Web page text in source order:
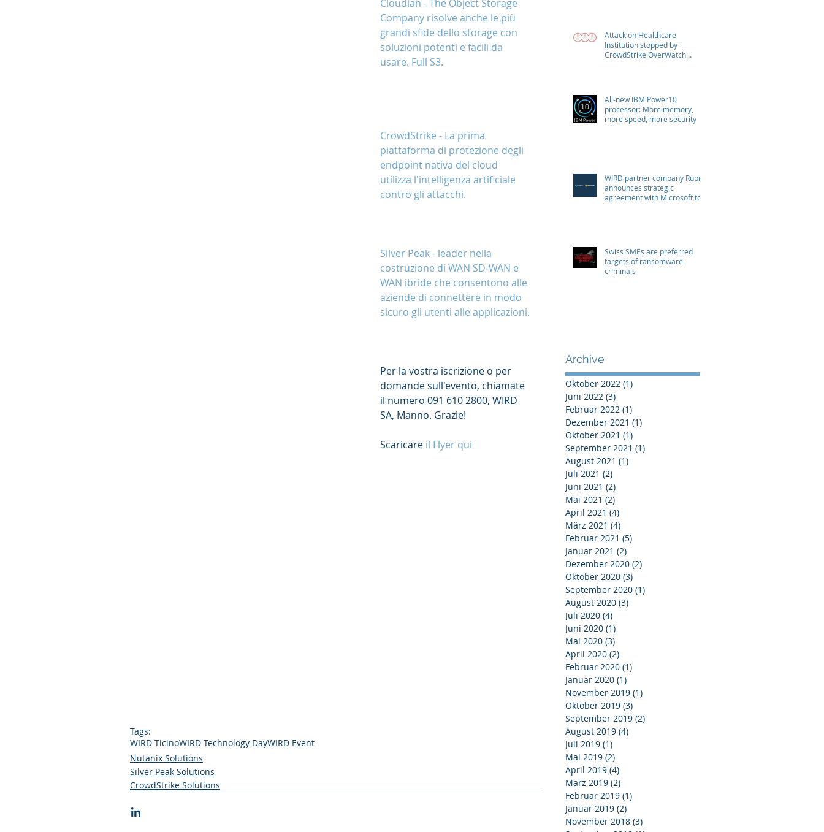
Cloudian - The Object Storage
Company risolve anche le più
grandi sfide dello storage con
soluzioni potenti e facili da
usare. Full S3.
CrowdStrike - La prima
piattaforma di protezione degli
endpoint nativa del cloud
utilizza l'intelligenza artificiale
contro gli attacchi.
Silver Peak - leader nella
costruzione di WAN SD-WAN e
WAN ibride che consentono alle
aziende di connettere in modo
sicuro gli utenti alle applicazioni.
Per la vostra iscrizione o per
domande sull'evento, chiamate
il numero 091 610 2800, WIRD
SA, Manno. Grazie!
Scaricare il Flyer qui
Tags:
WIRD TicinoWIRD Technology DayWIRD Event
Nutanix Solutions
Silver Peak Solutions
CrowdStrike Solutions
Attack on Healthcare
Institution stopped by
CrowdStrike OverWatch
All-new IBM Power10
processor: More memory,
more speed, more security
WIRD partner company Rubrik
announces strategic
agreement with Microsoft to
Swiss SMEs are preferred
targets of ransomware
criminals
Archive
Oktober 2022 (1)
Juni 2022 (3)
Februar 2022 (1)
Dezember 2021 (1)
Oktober 2021 (1)
September 2021 (1)
August 2021 (1)
Juli 2021 (2)
Juni 2021 (2)
Mai 2021 (2)
April 2021 (4)
März 2021 (4)
Februar 2021 (5)
Januar 2021 (2)
Dezember 2020 (2)
Oktober 2020 (3)
September 2020 (1)
August 2020 (3)
Juli 2020 (4)
Juni 2020 (1)
Mai 2020 (3)
April 2020 (2)
Februar 2020 (1)
Januar 2020 (1)
November 2019 (1)
Oktober 2019 (3)
September 2019 (2)
August 2019 (4)
Juli 2019 (1)
Mai 2019 (2)
April 2019 (4)
März 2019 (2)
Februar 2019 (1)
Januar 2019 (2)
November 2018 (3)